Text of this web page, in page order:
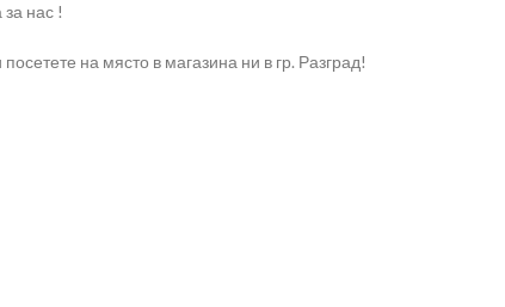
нас !
на място в магазина ни в гр. Разград!